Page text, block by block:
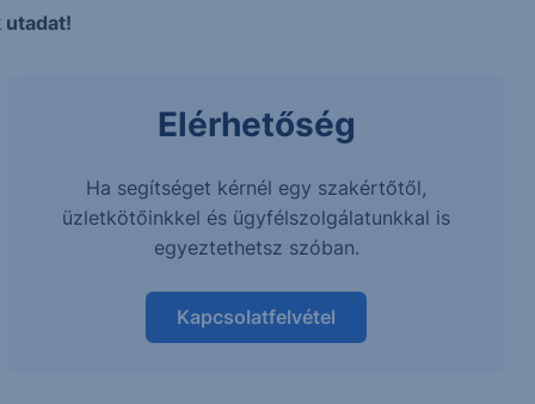
utadat!
Elérhetőség
Ha segítséget kérnél egy szakértőtől,
üzletkötőinkkel és ügyfélszolgálatunkkal is
egyeztethetsz szóban.
Kapcsolatfelvétel